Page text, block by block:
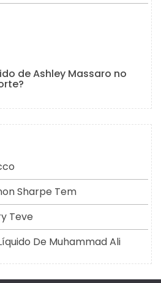
de Ashley Massaro no
Sharpe Tem
Teve
De Muhammad Ali